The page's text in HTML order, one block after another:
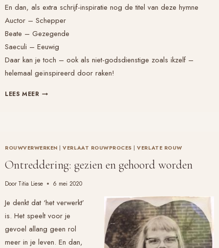
En dan, als extra schrijf-inspiratie nog de titel van deze hymne
Auctor – Schepper
Beate – Gezegende
Saeculi – Eeuwig
Daar kan je toch – ook als niet-godsdienstige zoals ikzelf –
helemaal geïnspireerd door raken!
LEES MEER TWEE
ROUWVERWERKEN |VERLAAT ROUWPROCES |VERLATE ROUW
Ontreddering: gezien en gehoord worden
Door Titia Liese 6 mei 2020
Je denkt dat ‘het verwerkt’
is. Het speelt voor je
gevoel allang geen rol
meer in je leven. En dan,